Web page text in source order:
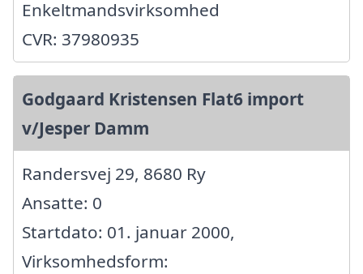
Enkeltmandsvirksomhed
CVR: 37980935
Godgaard Kristensen Flat6 import
v/Jesper Damm
Randersvej 29, 8680 Ry
Ansatte: 0
Startdato: 01. januar 2000,
Virksomhedsform: